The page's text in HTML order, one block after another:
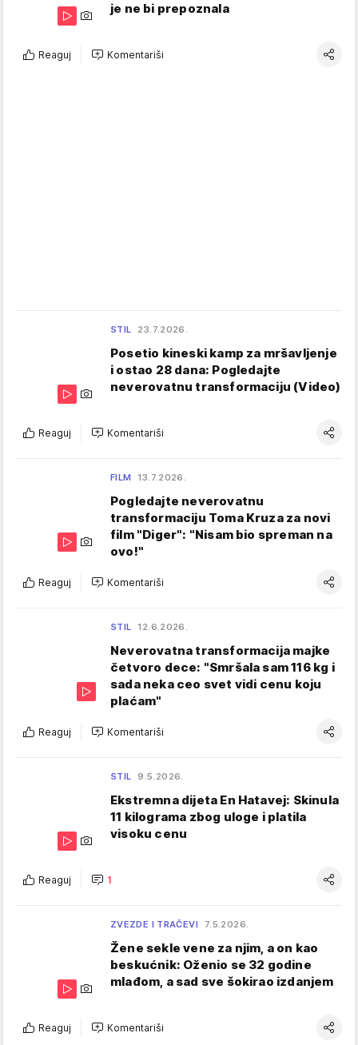
je ne bi prepoznala
Reaguj Komentariši
STIL 23.7.2026.
Posetio kineski kamp za mršavljenje
i ostao 28 dana: Pogledajte
neverovatnu transformaciju (Video)
Reaguj Komentariši
FILM 13.7.2026.
Pogledajte neverovatnu
transformaciju Toma Kruza za novi
film "Diger": "Nisam bio spreman na
ovo!"
Reaguj Komentariši
STIL 12.6.2026.
Neverovatna transformacija majke
četvoro dece: "Smršala sam 116 kg i
sada neka ceo svet vidi cenu koju
plaćam"
Reaguj Komentariši
STIL 9.5.2026.
Ekstremna dijeta En Hatavej: Skinula
11 kilograma zbog uloge i platila
visoku cenu
Reaguj 1
ZVEZDE I TRAČEVI 7.5.2026.
Žene sekle vene za njim, a on kao
beskućnik: Oženio se 32 godine
mlađom, a sad sve šokirao izdanjem
Reaguj Komentariši